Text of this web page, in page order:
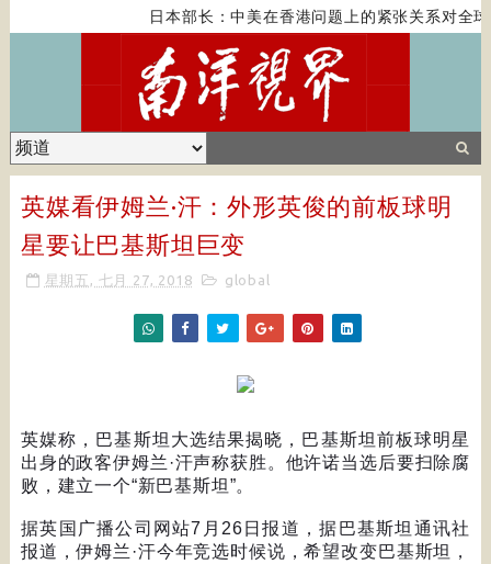
日本部长：中美在香港问题上的紧张关系对全球
英媒看伊姆兰·汗：外形英俊的前板球明
星要让巴基斯坦巨变
星期五, 七月 27, 2018 global
英媒称，巴基斯坦大选结果揭晓，巴基斯坦前板球明星
出身的政客伊姆兰 ·汗声称获胜。他许诺当选后要扫除腐
败，建立一个“新巴基斯坦 ”。
据英国广播公司网站7 月 26 日报道，据巴基斯坦通讯社
报道，伊姆兰 ·汗今年竞选时候说，希望改变巴基斯坦，